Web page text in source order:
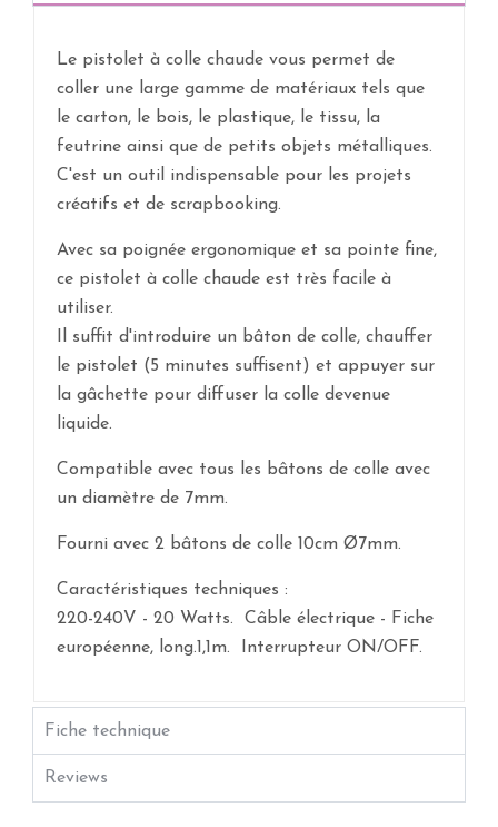
Le pistolet à colle chaude vous permet de
coller une large gamme de matériaux tels que
le carton, le bois, le plastique, le tissu, la
feutrine ainsi que de petits objets métalliques.
C'est un outil indispensable pour les projets
créatifs et de scrapbooking.
Avec sa poignée ergonomique et sa pointe fine,
ce pistolet à colle chaude est très facile à
utiliser.
Il suffit d'introduire un bâton de colle, chauffer
le pistolet (5 minutes suffisent) et appuyer sur
la gâchette pour diffuser la colle devenue
liquide.
Compatible avec tous les bâtons de colle avec
un diamètre de 7mm.
Fourni avec 2 bâtons de colle 10cm Ø7mm.
Caractéristiques techniques :
220-240V - 20 Watts. Câble électrique - Fiche
européenne, long.1,1m. Interrupteur ON/OFF.
Fiche technique
Reviews